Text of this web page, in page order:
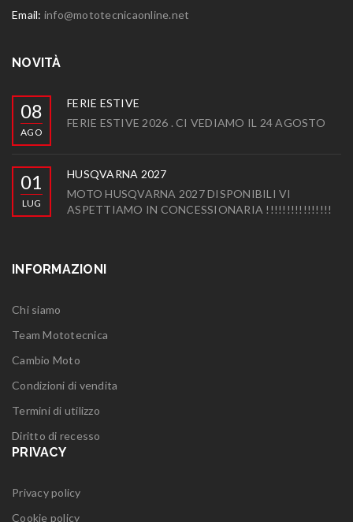
Email: info@mototecnicaonline.net
NOVITÀ
08
AGO
FERIE ESTIVE
FERIE ESTIVE 2026 . CI VEDIAMO IL 24 AGOSTO
01
LUG
HUSQVARNA 2027
MOTO HUSQVARNA 2027 DISPONIBILI VI
ASPETTIAMO IN CONCESSIONARIA !!!!!!!!!!!!!!!!
INFORMAZIONI
Chi siamo
Team Mototecnica
Cambio Moto
Condizioni di vendita
Termini di utilizzo
Diritto di recesso
PRIVACY
Privacy policy
Cookie policy